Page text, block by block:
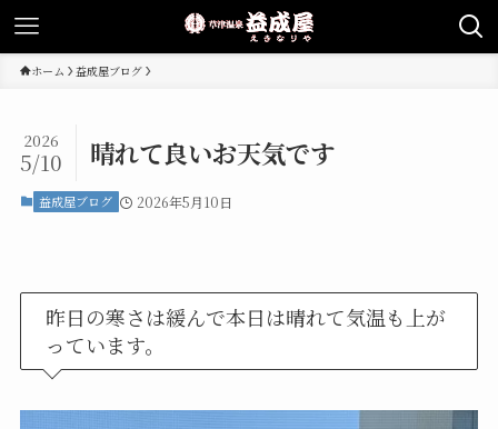
ホーム 益成屋ブログ
晴れて良いお天気です
2026
5/10
益成屋ブログ 2026年5月10日
昨日の寒さは緩んで本日は晴れて気温も上が
っています。